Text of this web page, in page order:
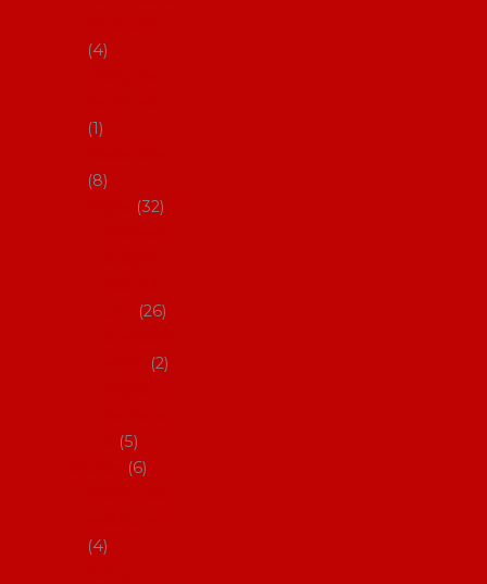
4
1
8
32
26
2
5
6
4